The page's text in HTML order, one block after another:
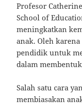
Profesor
School of
meningkatkan
anak. Oleh
pendidik untuk
dalam
Salah satu cara
membiasakan